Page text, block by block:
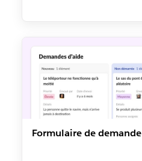
Formulaire de